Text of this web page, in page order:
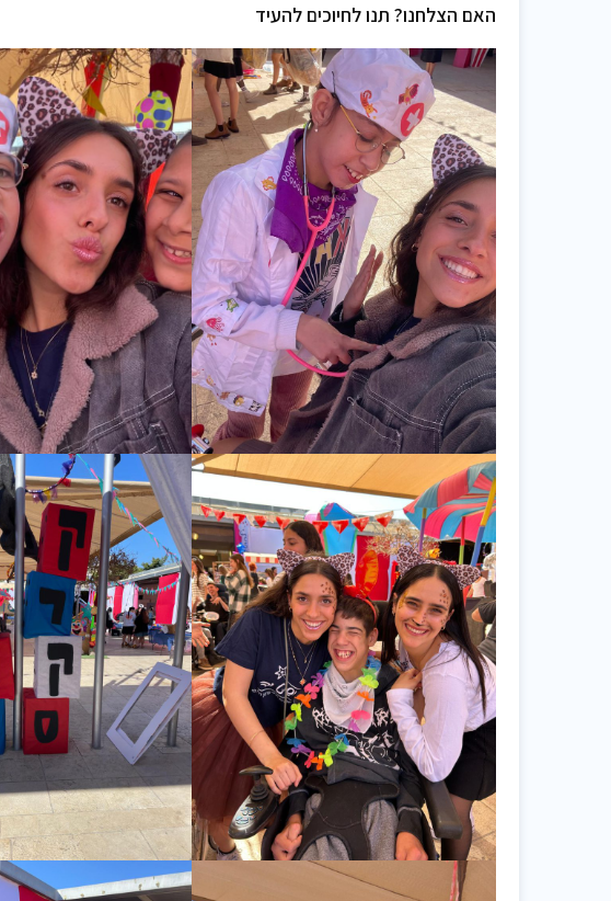
האם הצלחנו? תנו לחיוכים להעיד